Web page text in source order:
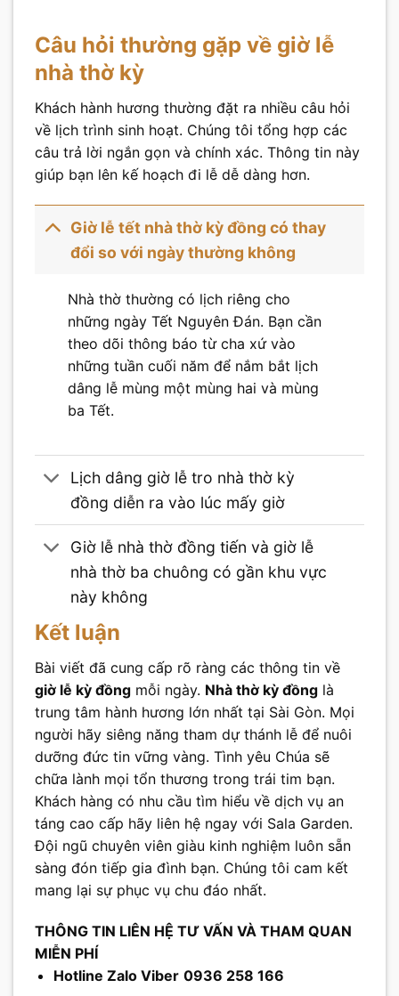
Câu hỏi thường gặp về giờ lễ
nhà thờ kỳ
Khách hành hương thường đặt ra nhiều câu hỏi
về lịch trình sinh hoạt. Chúng tôi tổng hợp các
câu trả lời ngắn gọn và chính xác. Thông tin này
giúp bạn lên kế hoạch đi lễ dễ dàng hơn.
Giờ lễ tết nhà thờ kỳ đồng có thay
đổi so với ngày thường không
Nhà thờ thường có lịch riêng cho
những ngày Tết Nguyên Đán. Bạn cần
theo dõi thông báo từ cha xứ vào
những tuần cuối năm để nắm bắt lịch
dâng lễ mùng một mùng hai và mùng
ba Tết.
Lịch dâng giờ lễ tro nhà thờ kỳ
đồng diễn ra vào lúc mấy giờ
Giờ lễ nhà thờ đồng tiến và giờ lễ
nhà thờ ba chuông có gần khu vực
này không
Kết luận
Bài viết đã cung cấp rõ ràng các thông tin về
giờ lễ kỳ đồng mỗi ngày. Nhà thờ kỳ đồng là
trung tâm hành hương lớn nhất tại Sài Gòn. Mọi
người hãy siêng năng tham dự thánh lễ để nuôi
dưỡng đức tin vững vàng. Tình yêu Chúa sẽ
chữa lành mọi tổn thương trong trái tim bạn.
Khách hàng có nhu cầu tìm hiểu về dịch vụ an
táng cao cấp hãy liên hệ ngay với Sala Garden.
Đội ngũ chuyên viên giàu kinh nghiệm luôn sẵn
sàng đón tiếp gia đình bạn. Chúng tôi cam kết
mang lại sự phục vụ chu đáo nhất.
THÔNG TIN LIÊN HỆ TƯ VẤN VÀ THAM QUAN
MIỄN PHÍ
Hotline Zalo Viber 0936 258 166